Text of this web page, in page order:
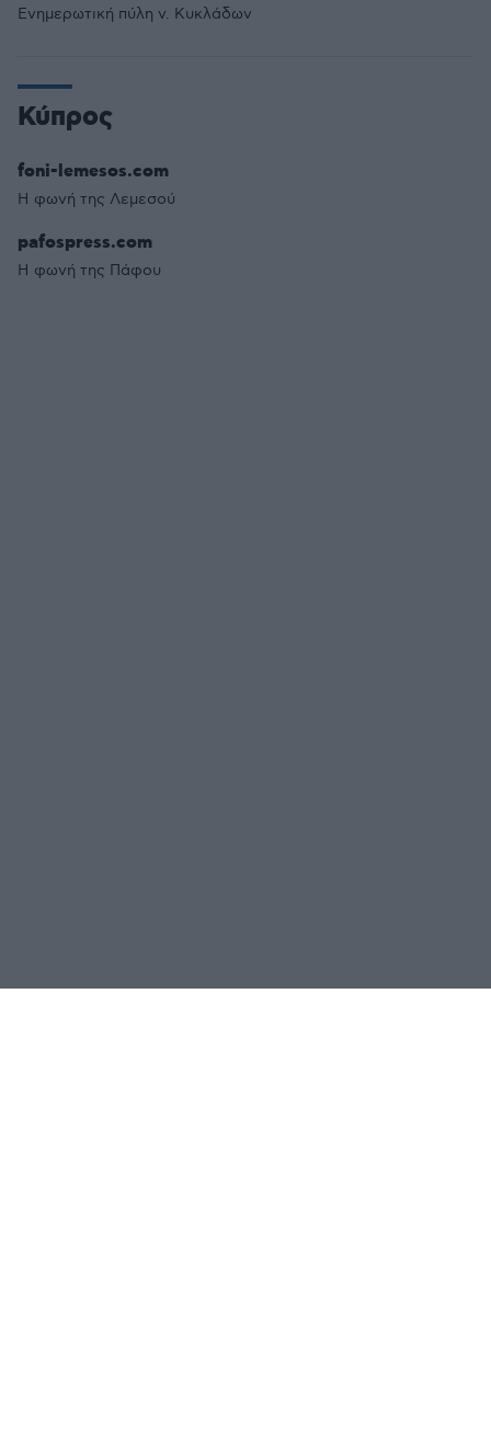
Eνημερωτική πύλη ν. Κυκλάδων
Κύπρος
foni-lemesos.com
Η φωνή της Λεμεσού
pafospress.com
Η φωνή της Πάφου